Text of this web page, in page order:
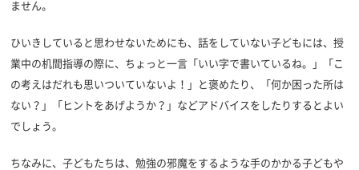
ません。
ひいきしていると思わせないためにも、話をしていない子どもには、授
業中の机間指導の際に、ちょっと一言「いい字で書いているね。」「こ
の考えはだれも思いついていないよ！」と褒めたり、「何か困った所は
ない？」「ヒントをあげようか？」などアドバイスをしたりするとよい
でしょう。
ちなみに、子どもたちは、勉強の邪魔をするような手のかかる子どもや